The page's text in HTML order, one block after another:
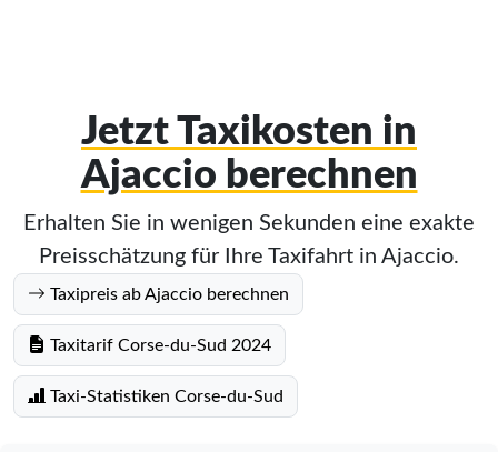
Jetzt Taxikosten in
Ajaccio berechnen
Erhalten Sie in wenigen Sekunden eine exakte
Preisschätzung für Ihre Taxifahrt in Ajaccio.
Taxipreis ab Ajaccio berechnen
Taxitarif Corse-du-Sud 2024
Taxi-Statistiken Corse-du-Sud